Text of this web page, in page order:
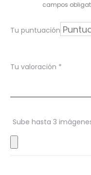
c
o
n
s
campos
Tu puntuación
Tu valoración *
Sube hasta 3